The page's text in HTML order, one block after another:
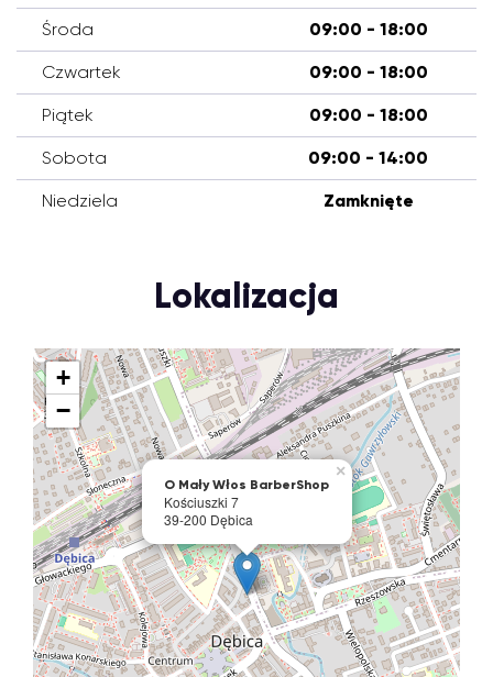
Środa 09:00 - 18:00
Czwartek 09:00 - 18:00
Piątek 09:00 - 18:00
Sobota 09:00 - 14:00
Niedziela Zamknięte
Lokalizacja
O Mały Włos BarberShop
Kościuszki 7
39-200 Dębica
×
+
−